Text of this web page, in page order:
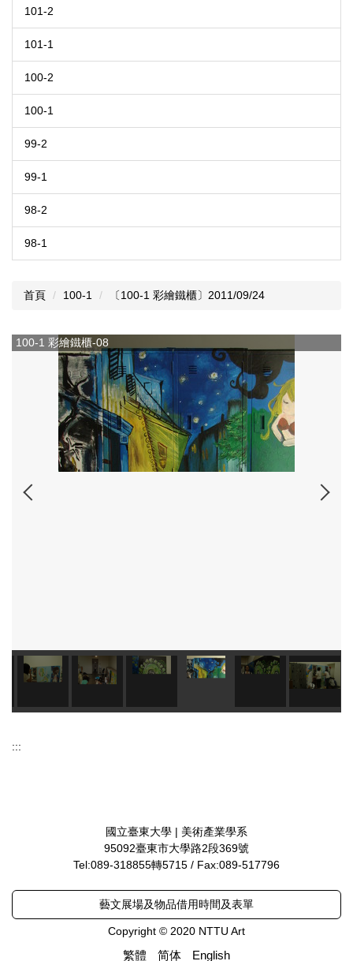
101-2
101-1
100-2
100-1
99-2
99-1
98-2
98-1
首頁 100-1 〔100-1 彩繪鐵櫃〕2011/09/24
100-1 彩繪鐵櫃-09
繁體 简体 English
:::
國立臺東大學 | 美術產業學系
95092臺東市大學路2段369號
Tel:089-318855轉5715 / Fax:089-517796
藝文展場及物品借用時間及表單
Copyright © 2020 NTTU Art